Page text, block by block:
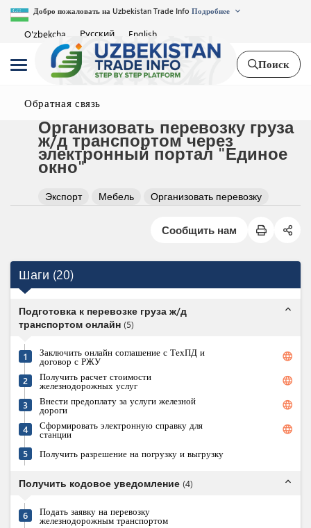
Добро пожаловать на Uzbekistan Trade Info Подробнее
O'zbekcha Русский English
Поиск
Обратная связь
Организовать перевозку груза
ж/д транспортом через
электронный портал "Единое
окно"
Экспорт Мебель Организовать перевозку
Сообщить нам
Шаги (20)
Подготовка к перевозке груза ж/д
транспортом онлайн (5)
expand_less
1 Заключить онлайн соглашение с ТехПД и
договор с РЖУ language
2 Получить расчет стоимости
железнодорожных услуг language
3 Внести предоплату за услуги железной
дороги language
4 Сформировать электронную справку для
станции language
5 Получить разрешение на погрузку и выгрузку
Получить кодовое уведомление (4) expand_less
6 Подать заявку на перевозку
железнодорожным транспортом